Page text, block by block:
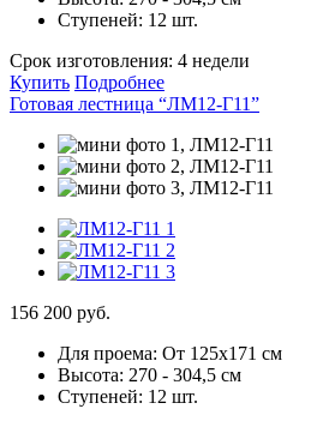
Ступеней: 12 шт.
Срок изготовления: 4 недели
Купить Подробнее
Готовая лестница “ЛМ12-Г11”
156 200 руб.
Для проема: От 125х171 см
Высота: 270 - 304,5 см
Ступеней: 12 шт.